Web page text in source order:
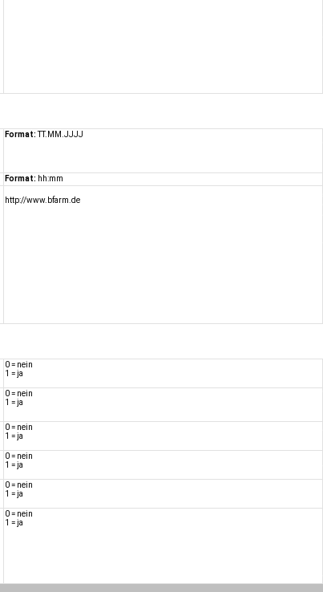
Format:TT.MM.JJJJ
Format: hh:mm
http://www.bfarm.de
0 = nein
1 = ja
0 = nein
1 = ja
0 = nein
1 = ja
0 = nein
1 = ja
0 = nein
1 = ja
0 = nein
1 = ja